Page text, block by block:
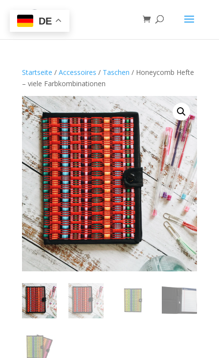
Startseite / Accessoires / Taschen / Honeycomb Hefte
– viele Farbkombinationen
DE